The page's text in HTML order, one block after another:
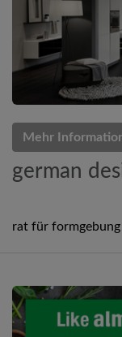
Mehr
german
rat für